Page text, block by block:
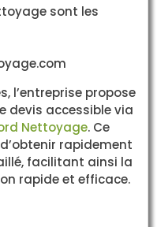
sont les
l’entreprise propose
devis accessible via
Nettoyage. Ce
rapidement
facilitant ainsi la
rapide et efficace.